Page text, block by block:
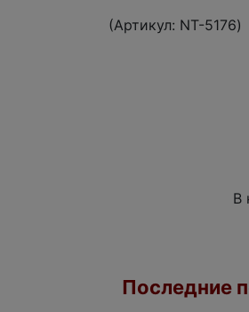
(Артикул: NT-5176)
В
Последние